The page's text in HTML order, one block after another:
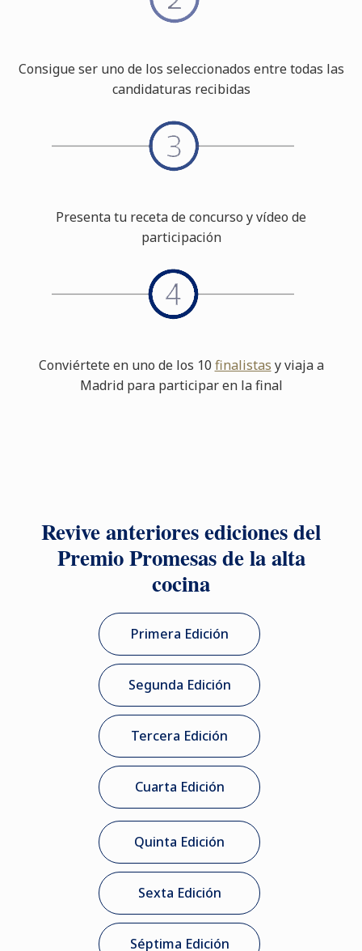
Consigue ser uno de los seleccionados entre todas las
candidaturas recibidas
Presenta tu receta de concurso y vídeo de
participación
Conviértete en uno de los 10 finalistas y viaja a
Madrid para participar en la final
Revive anteriores ediciones del
Premio Promesas de la alta
cocina
Primera Edición
Segunda Edición
Tercera Edición
Cuarta Edición
Quinta Edición
Sexta Edición
Séptima Edición